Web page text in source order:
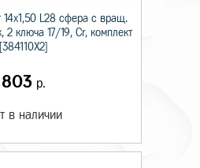
14х1,50 L28 сфера с вращ.
2 ключа 17/19, Cr, комплект
[384110X2]
803 р.
в наличии